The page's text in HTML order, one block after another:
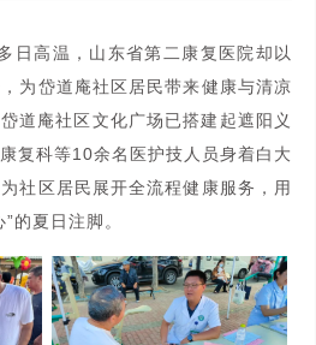
高温，山东省第二康复医院却以
为岱道庵社区居民带来健康与清凉
道庵社区文化广场已搭建起遮阳义
复科等10余名医护技人员身着白大
社区居民展开全流程健康服务，用
的夏日注脚。